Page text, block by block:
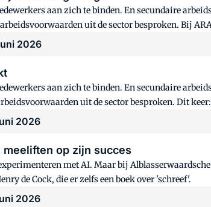
aan zich te binden. En secundaire
uit de sector besproken. Bij
juni 2026
aan zich te binden. En secundaire
uit de sector besproken. Dit
2026
op zijn succes
met AI. Maar bij
de Cock, die er zelfs een boek over 'schreef'.
2026